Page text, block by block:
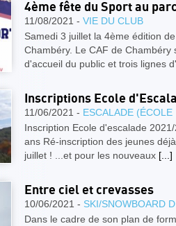
4ème fête du Sport au
11/08/2021 - VIE DU CLUB
Samedi 3 juillet la 4ème édition
Chambéry. Le CAF de
d'accueil du public et trois lignes
Inscriptions Ecole
11/06/2021 - ESCALADE (ÉCOLE
Inscription Ecole d'escalade
ans Ré-inscription des jeunes
juillet ! ...et pour les nouveaux [...]
Entre ciel et crevasses
10/06/2021 - SKI/SNOWBOARD
Dans le cadre de son plan de